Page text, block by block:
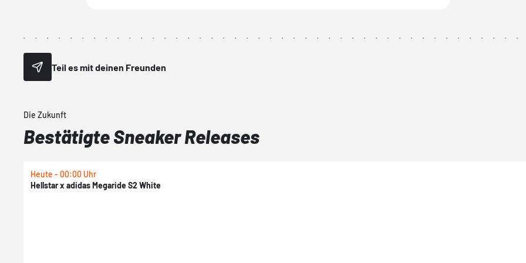
Teil es mit deinen Freunden
Die Zukunft
Bestätigte Sneaker Releases
Heute - 00:00 Uhr
Hellstar x adidas Megaride S2 White